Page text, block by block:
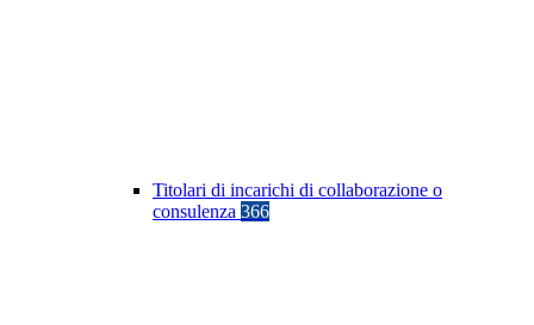
Titolari di incarichi di collaborazione o
consulenza 366